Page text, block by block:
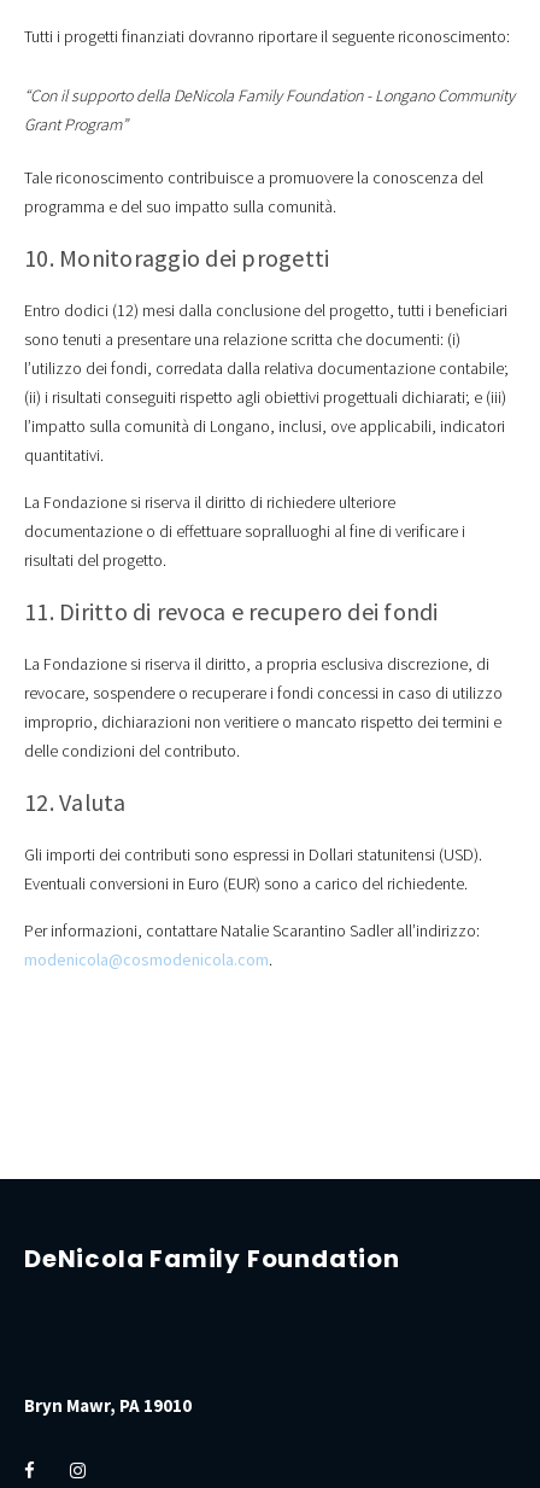
Tutti i progetti finanziati dovranno riportare il seguente riconoscimento:
“Con il supporto della DeNicola Family Foundation - Longano Community
Grant Program”
Tale riconoscimento contribuisce a promuovere la conoscenza del
programma e del suo impatto sulla comunità.
10. Monitoraggio dei progetti
Entro dodici (12) mesi dalla conclusione del progetto, tutti i beneficiari
sono tenuti a presentare una relazione scritta che documenti: (i)
l’utilizzo dei fondi, corredata dalla relativa documentazione contabile;
(ii) i risultati conseguiti rispetto agli obiettivi progettuali dichiarati; e (iii)
l’impatto sulla comunità di Longano, inclusi, ove applicabili, indicatori
quantitativi.
La Fondazione si riserva il diritto di richiedere ulteriore
documentazione o di effettuare sopralluoghi al fine di verificare i
risultati del progetto.
11. Diritto di revoca e recupero dei fondi
La Fondazione si riserva il diritto, a propria esclusiva discrezione, di
revocare, sospendere o recuperare i fondi concessi in caso di utilizzo
improprio, dichiarazioni non veritiere o mancato rispetto dei termini e
delle condizioni del contributo.
12. Valuta
Gli importi dei contributi sono espressi in Dollari statunitensi (USD).
Eventuali conversioni in Euro (EUR) sono a carico del richiedente.
Per informazioni, contattare Natalie Scarantino Sadler all’indirizzo:
modenicola@cosmodenicola.com.
DeNicola Family Foundation
Bryn Mawr, PA 19010